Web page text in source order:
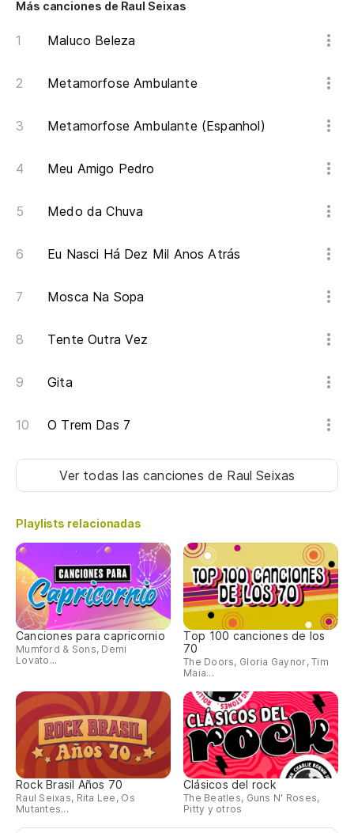
Más canciones de Raul Seixas
Maluco Beleza
Metamorfose Ambulante
Metamorfose Ambulante (Espanhol)
Meu Amigo Pedro
Medo da Chuva
Eu Nasci Há Dez Mil Anos Atrás
Mosca Na Sopa
Tente Outra Vez
Gita
O Trem Das 7
Ver todas las canciones de Raul Seixas
Playlists relacionadas
Canciones para capricornio
Mumford & Sons, Demi
Lovato...
Top 100 canciones de los
70
The Doors, Gloria Gaynor, Tim
Maia...
Rock Brasil Años 70
Raul Seixas, Rita Lee, Os
Mutantes...
Clásicos del rock
The Beatles, Guns N' Roses,
Pitty y otros